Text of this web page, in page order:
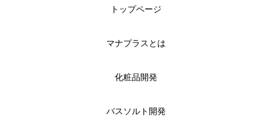
トップページ
マナプラスとは
化粧品開発
バスソルト開発